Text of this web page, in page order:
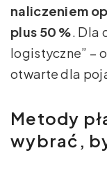
naliczeniem
plus 50 %. Dla
logistyczne” –
otwarte dla
Metody
wybrać,